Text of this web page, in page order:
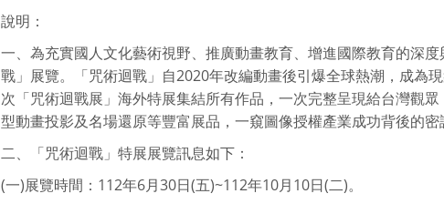
說明：
一、為充實國人文化藝術視野、推廣動畫教育、增進國際教育的深
戰」展覽。「咒術迴戰」自2020年改編動畫後引爆全球熱潮，成為
次「咒術迴戰展」海外特展集結所有作品，一次完整呈現給台灣觀
型動畫投影及名場還原等豐富展品，一窺圖像授權產業成功背後的密
二、「咒術迴戰」特展展覽訊息如下：
(一)展覽時間：112年6月30日(五)~112年10月10日(二)。